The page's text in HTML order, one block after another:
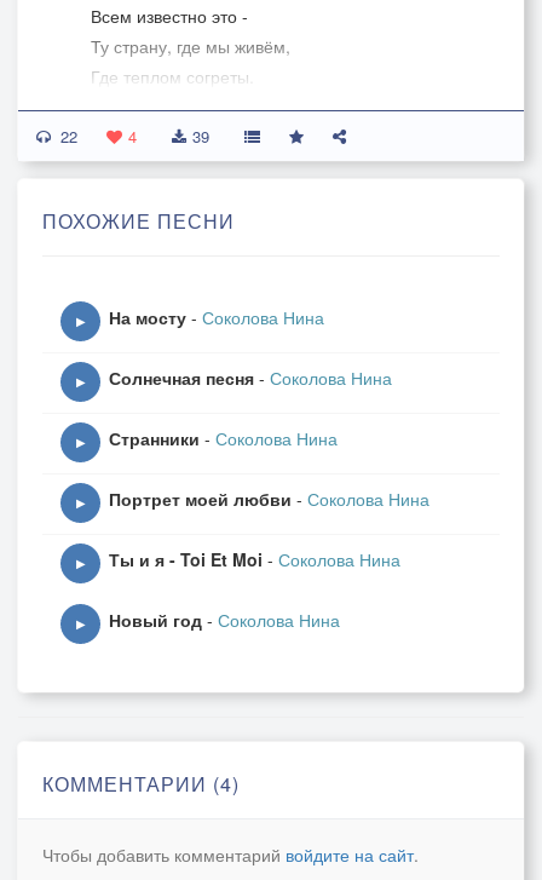
Всем известно это -
Ту страну, где мы живём,
Где теплом согреты.
Что-то есть такое в нас,
Что находим силы -
Мы с тобой, Россия!
Да под небом синим!
Милая Россия!
Я в другой стране любой
Хоть порой моя любовь
Кто-то, не тоскуя,
Из родного дома.
Слово "Родина" таким
ПРИПЕВ.
22 4 39
ПОХОЖИЕ ПЕСНИ
▶ На мосту - Соколова Нина
▶ Солнечная песня - Соколова Нина
▶ Странники - Соколова Нина
▶ Портрет моей любви - Соколова Нина
▶ Ты и я - Toi Et Moi - Соколова Нина
▶ Новый год - Соколова Нина
КОММЕНТАРИИ (4)
Чтобы добавить комментарий войдите на сайт.